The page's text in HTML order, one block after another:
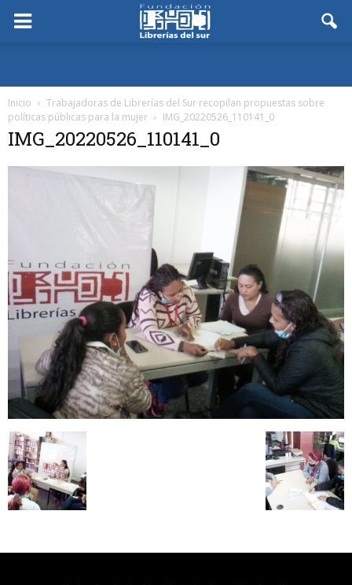
Inicio
Trabajadoras de Librerías del Sur recopilan propuestas sobre
políticas públicas para la mujer
IMG_20220526_110141_0
IMG_20220526_110141_0